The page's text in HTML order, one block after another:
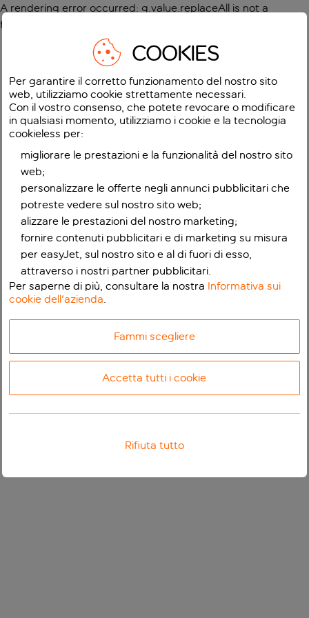
A rendering error occurred: g.value.replaceAll is not a
function
COOKIES
Per garantire il corretto funzionamento del nostro sito
web, utilizziamo cookie strettamente necessari.
Con il vostro consenso, che potete revocare o modificare
in qualsiasi momento, utilizziamo i cookie e la tecnologia
cookieless per:
migliorare le prestazioni e la funzionalità del nostro sito
web;
personalizzare le offerte negli annunci pubblicitari che
potreste vedere sul nostro sito web;
alizzare le prestazioni del nostro marketing;
fornire contenuti pubblicitari e di marketing su misura
per easyJet, sul nostro sito e al di fuori di esso,
attraverso i nostri partner pubblicitari.
Per saperne di più, consultare la nostra Informativa sui
cookie dell'azienda.
Fammi scegliere
Accetta tutti i cookie
Rifiuta tutto